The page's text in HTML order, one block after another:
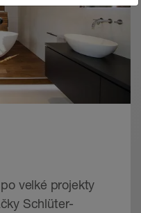
velké projekty
Schlüter-